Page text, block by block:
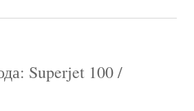
Superjet 100 /